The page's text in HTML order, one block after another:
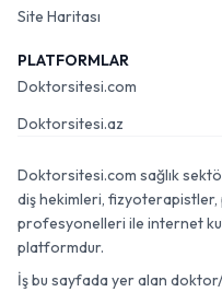
Site Haritası
PLATFORMLAR
Doktorsitesi.com
Doktorsitesi.az
Doktorsitesi.com sağlık
diş hekimleri, fizyoterapistler,
profesyonelleri ile internet
platformdur.
İş bu sayfada yer alan